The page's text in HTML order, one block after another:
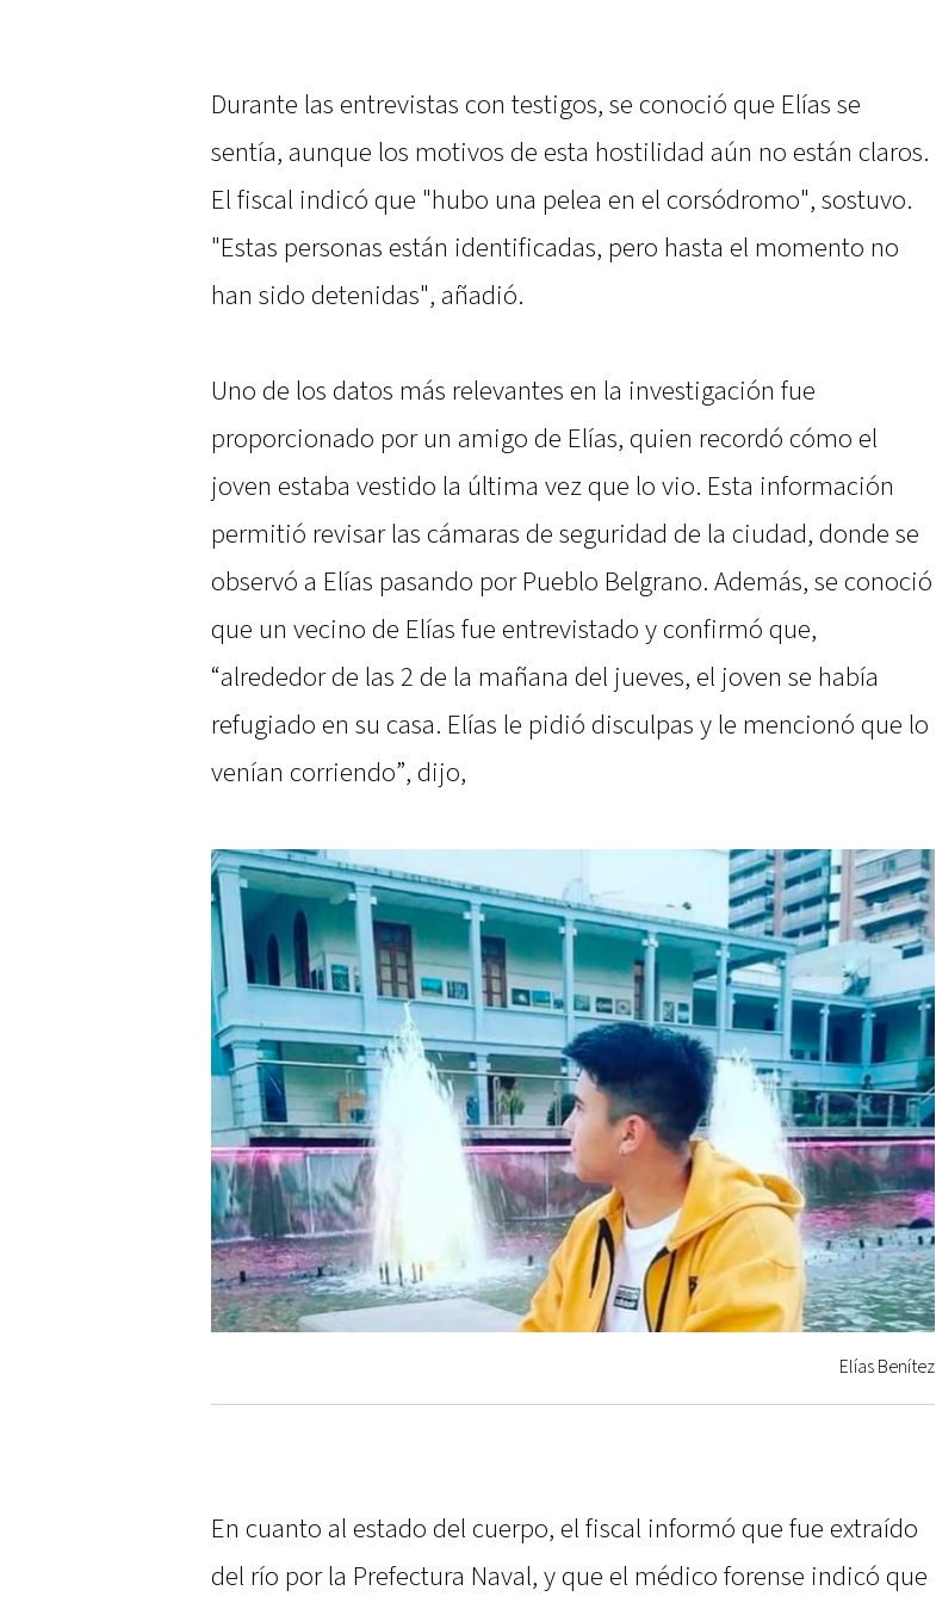
Durante las entrevistas con testigos, se conoció que Elías se
sentía, aunque los motivos de esta hostilidad aún no están claros.
El fiscal indicó que "hubo una pelea en el corsódromo", sostuvo.
"Estas personas están identificadas, pero hasta el momento no
han sido detenidas", añadió.
Uno de los datos más relevantes en la investigación fue
proporcionado por un amigo de Elías, quien recordó cómo el
joven estaba vestido la última vez que lo vio. Esta información
permitió revisar las cámaras de seguridad de la ciudad, donde se
observó a Elías pasando por Pueblo Belgrano. Además, se conoció
que un vecino de Elías fue entrevistado y confirmó que,
“alrededor de las 2 de la mañana del jueves, el joven se había
refugiado en su casa. Elías le pidió disculpas y le mencionó que lo
venían corriendo”, dijo,
Elías Benítez
En cuanto al estado del cuerpo, el fiscal informó que fue extraído
del río por la Prefectura Naval, y que el médico forense indicó que